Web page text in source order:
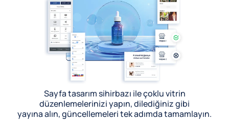
Sayfa tasarım sihirbazı ile çoklu vitrin
düzenlemelerinizi yapın, dilediğiniz gibi
yayına alın, güncellemeleri tek adımda tamamlayın.